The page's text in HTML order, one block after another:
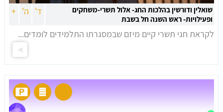
שואלין ודורשין בהלכות החג- אלול תשרי-משחקים
ופעילויות- ראש השנה חל בשבת
ד' ה' +
לקראת חגי תשרי קיים מיזם שבמסגרתו התלמידים לומדים...